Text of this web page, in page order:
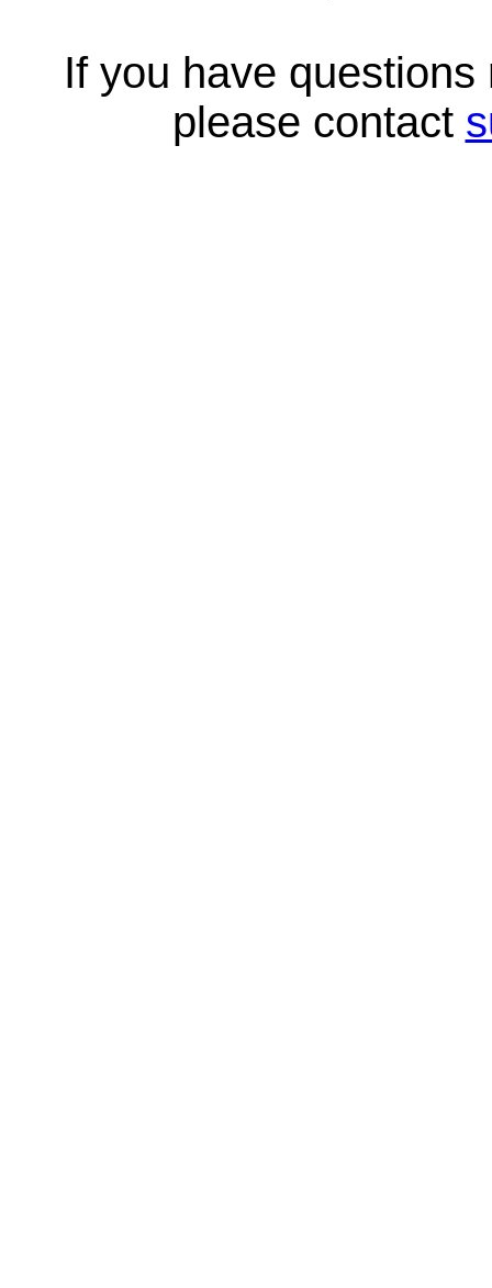
If you have
please contact